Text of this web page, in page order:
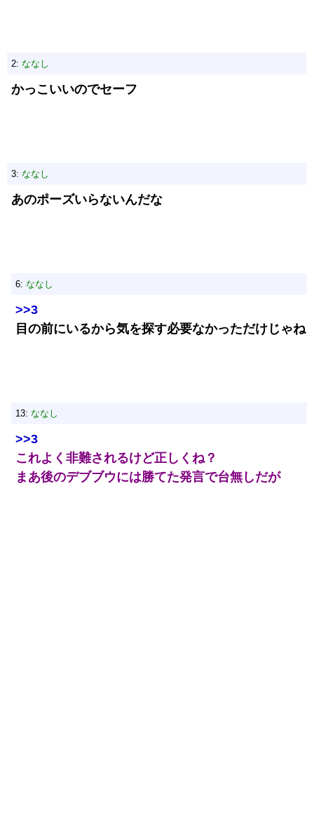
2: ななし
かっこいいのでセーフ
3: ななし
あのポーズいらないんだな
6: ななし
>>3
目の前にいるから気を探す必要なかっただけじゃね
13: ななし
>>3
これよく非難されるけど正しくね？
まあ後のデブブウには勝てた発言で台無しだが